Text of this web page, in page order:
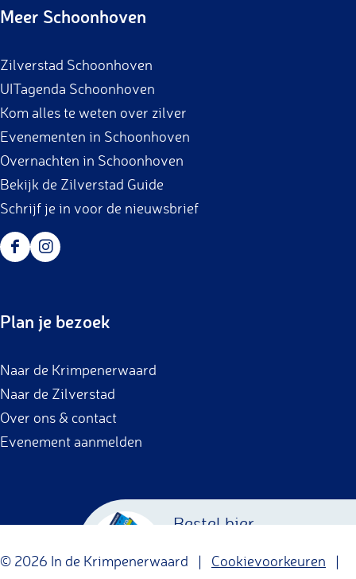
e
o
o
k
t
g
r
a
m
Meer Schoonhoven
Zilverstad Schoonhoven
UITagenda Schoonhoven
Kom alles te weten over zilver
Evenementen in Schoonhoven
Overnachten in Schoonhoven
Bekijk de Zilverstad Guide
Schrijf je in voor de nieuwsbrief
F
e
o
o
k
I
t
g
r
a
m
Plan je bezoek
Naar de Krimpenerwaard
Naar de Zilverstad
Over ons & contact
Evenement aanmelden
Bestel hier
Krimpenerwaard
Cadeaubon
© 2026 In de Krimpenerwaard | Cookievoorkeuren |